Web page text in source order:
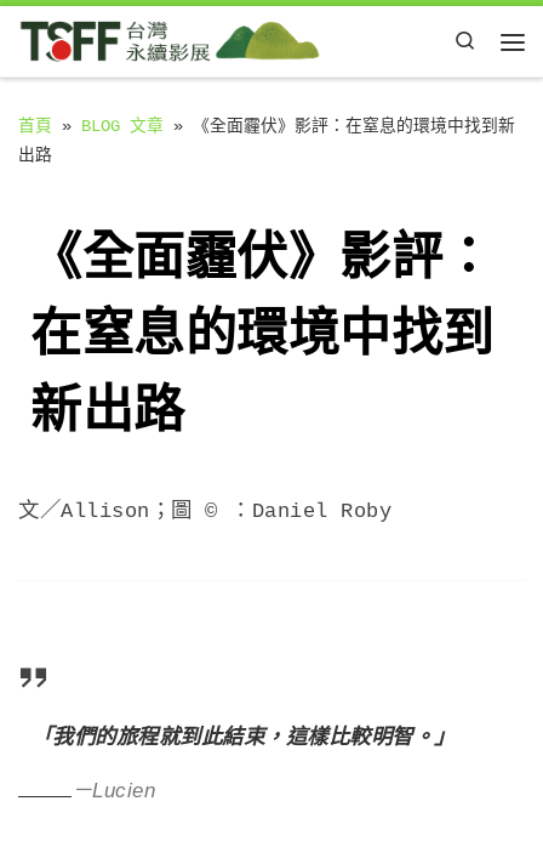
Skip to content
Search
首頁 » BLOG 文章 »
《全面霾伏》影評：在窒息的環境中找到新
出路
《全面霾伏》影評：
在窒息的環境中找到
新出路
文／Allison；圖 © ：Daniel Roby
「我們的旅程就到此結束，這樣比較明智。」
－Lucien